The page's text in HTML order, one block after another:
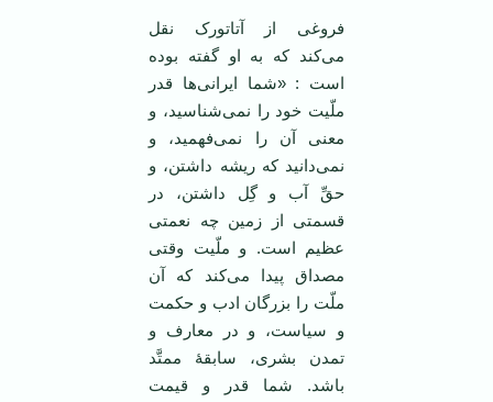
فروغی از آتاتورک نقل
می‌کند که به او گفته بوده
است : «شما ایرانی‌ها قدر
ملّیت خود را نمی‌شناسید، و
معنی آن را نمی‌فهمید، و
نمی‌دانید که ریشه داشتن، و
حقِّ آب و گِل داشتن، در
قسمتی از زمین چه نعمتی
عظیم است. و ملّیت وقتی
مصداق پیدا می‌کند که آن
ملّت را بزرگان ادب و حکمت
و سیاست، و در معارف و
تمدن بشری، سابقۀ ممتَّد
باشد. شما قدر و قیمت